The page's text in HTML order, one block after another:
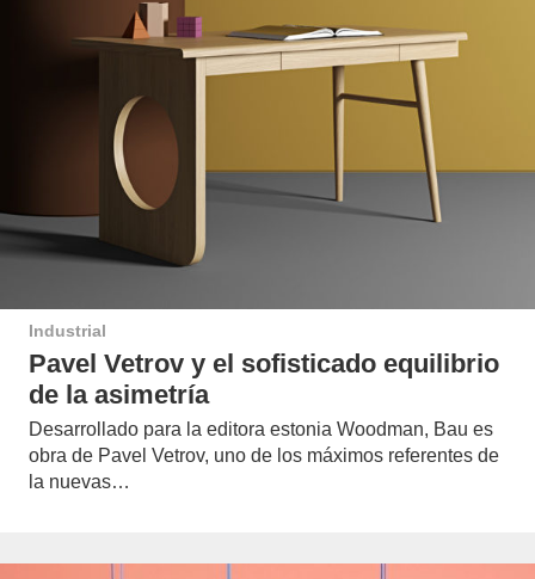
Industrial
Pavel Vetrov y el sofisticado equilibrio
de la asimetría
Desarrollado para la editora estonia Woodman, Bau es
obra de Pavel Vetrov, uno de los máximos referentes de
la nuevas…